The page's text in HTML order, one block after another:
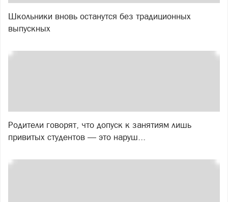
Школьники вновь останутся без традиционных
выпускных
Родители говорят, что допуск к занятиям лишь
привитых студентов — это наруш...